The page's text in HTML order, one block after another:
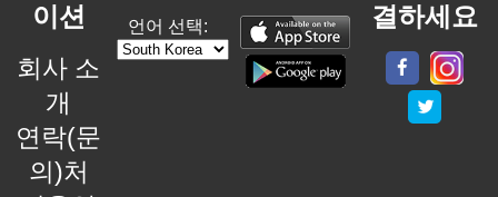
이션
회사 소
개
연락(문
의)처
언어 선택:
결하세요